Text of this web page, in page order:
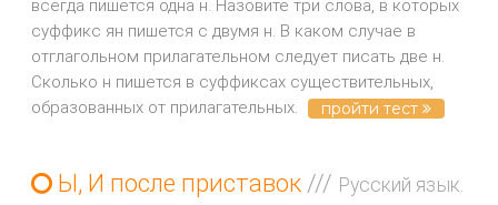
всегда пишется одна н. Назовите три слова, в которых
суффикс ян пишется с двумя н. В каком случае в
отглагольном прилагательном следует писать две н.
Сколько н пишется в суффиксах существительных,
образованных от прилагательных.
пройти тест
Ы, И после приставок /// Русский язык.